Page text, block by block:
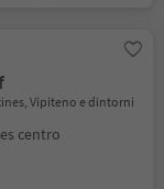
Vipiteno e dintorni
centro